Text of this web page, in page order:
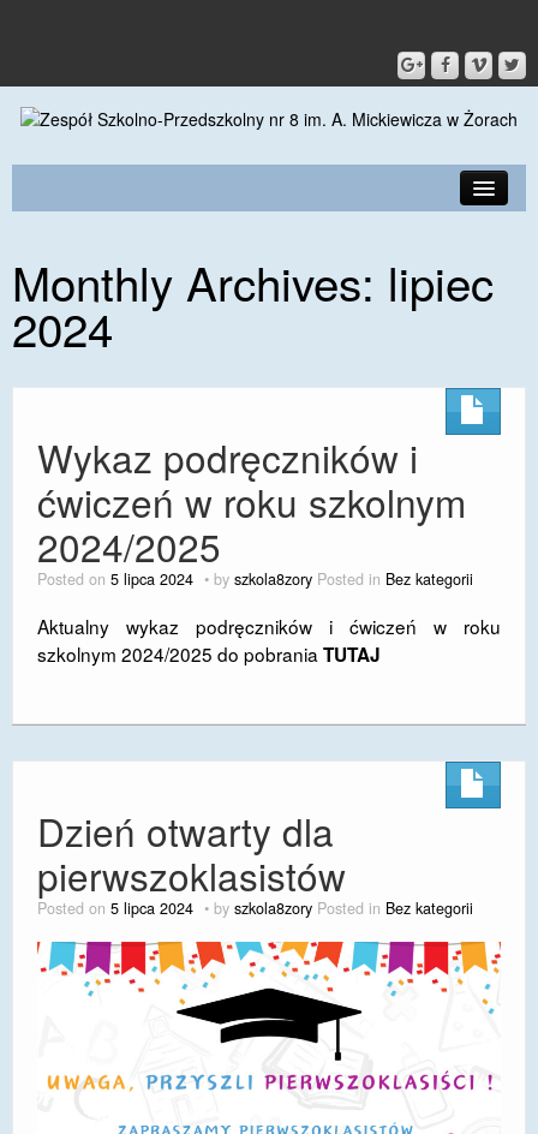
O SZKOLE
KONTAKT
GALERIA
SPORT
DOSTĘPNOŚĆ
POLITYKA PRYWATNOŚCI
RODO
STANDARDY OCHRONY MAŁOLETNICH
PROJEKT ,,SZKOŁY Z JAKOŚCIĄ – ROZWÓJ
KSZTAŁCENIA OGÓLNEGO NA TERENIE MIASTA
ŻORY”
REKRUTACJA 2026/2027
mLegitymacja
Monthly Archives: lipiec
2024
Wykaz podręczników i
ćwiczeń w roku szkolnym
2024/2025
Posted on 5 lipca 2024 by szkola8zory Posted in Bez kategorii
Aktualny wykaz podręczników i ćwiczeń w roku
szkolnym 2024/2025 do pobrania TUTAJ
Dzień otwarty dla
pierwszoklasistów
Posted on 5 lipca 2024 by szkola8zory Posted in Bez kategorii